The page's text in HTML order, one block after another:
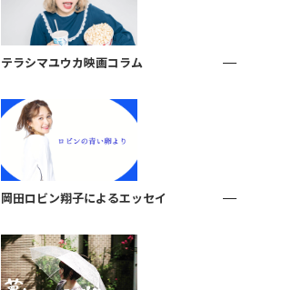
テラシマユウカ映画コラム
岡田ロビン翔子によるエッセイ